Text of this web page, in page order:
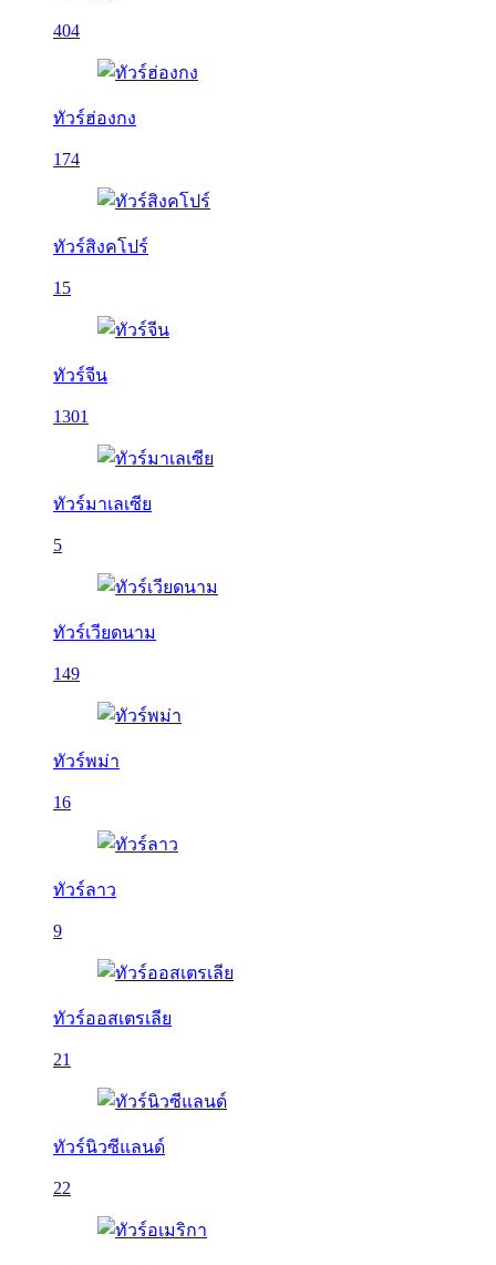
404
ทัวร์ฮ่องกง
174
ทัวร์สิงคโปร์
15
ทัวร์จีน
1301
ทัวร์มาเลเซีย
5
ทัวร์เวียดนาม
149
ทัวร์พม่า
16
ทัวร์ลาว
9
ทัวร์ออสเตรเลีย
21
ทัวร์นิวซีแลนด์
22